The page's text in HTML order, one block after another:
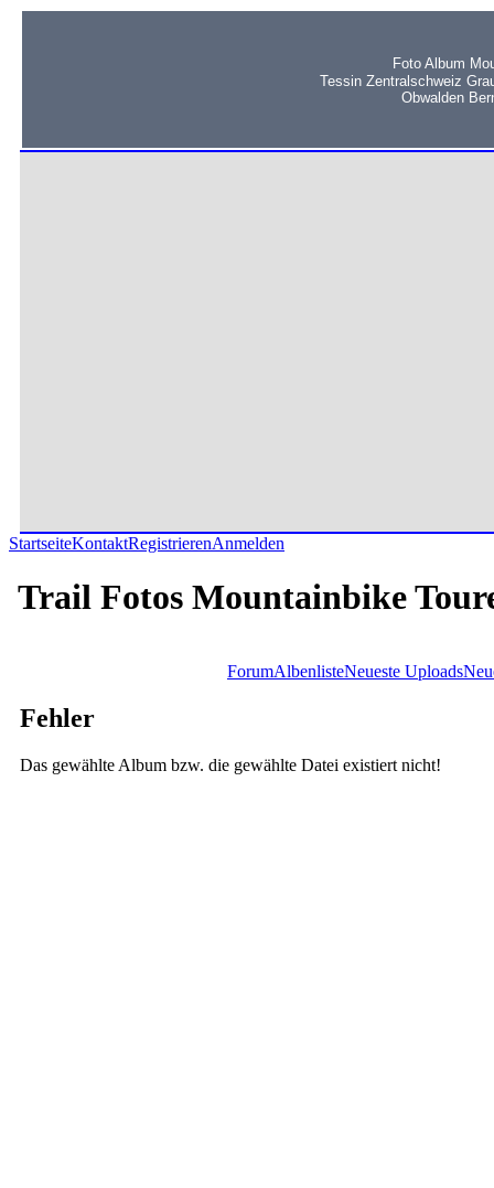
Foto Album
Tessin Zentralschweiz
Obwalden
StartseiteKontaktRegistrierenAnmelden
Trail Fotos Mountainbike
ForumAlbenlisteNeueste Uploads
Fehler
Das gewählte Album bzw. die gewählte Datei existiert nicht!